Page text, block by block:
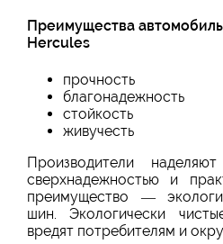
Преимущества
Hercules
прочность
благонадежность
стойкость
живучесть
Производители
сверхнадежностью и
преимущество —
шин. Экологически
вредят потребителям и